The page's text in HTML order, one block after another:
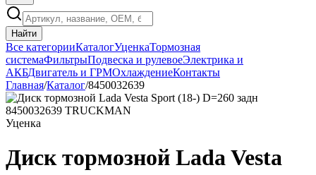
Найти
Все категорииКаталогУценкаТормозная
системаФильтрыПодвеска и рулевоеЭлектрика и
АКБДвигатель и ГРМОхлаждениеКонтакты
Главная/Каталог/8450032639
Уценка
Диск тормозной Lada Vesta